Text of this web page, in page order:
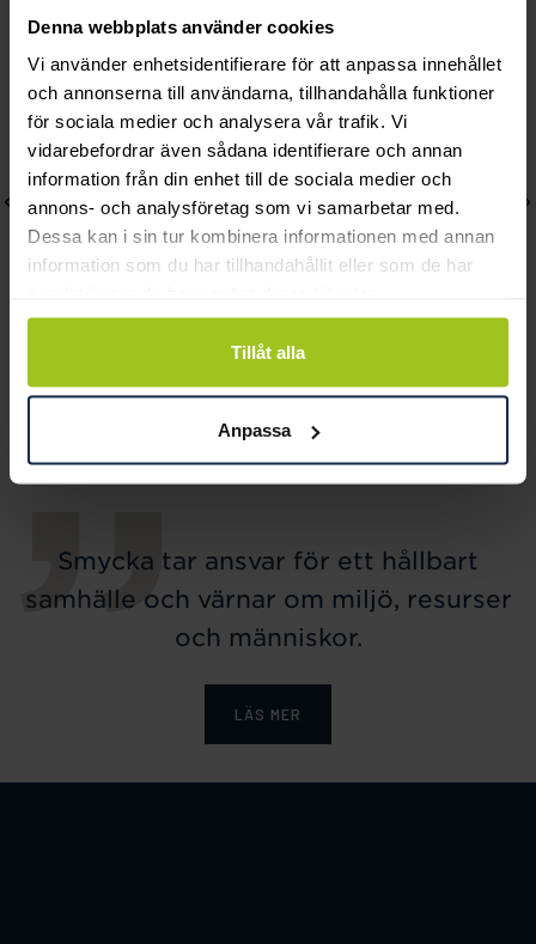
Denna webbplats använder cookies
Vi använder enhetsidentifierare för att anpassa innehållet
och annonserna till användarna, tillhandahålla funktioner
för sociala medier och analysera vår trafik. Vi
vidarebefordrar även sådana identifierare och annan
information från din enhet till de sociala medier och
annons- och analysföretag som vi samarbetar med.
Dessa kan i sin tur kombinera informationen med annan
information som du har tillhandahållit eller som de har
Tillåt alla
Anpassa
Pris
2 690 kr
Smycka tar ansvar för ett hållbart
samhälle och värnar om miljö, resurser
och människor.
LÄS MER